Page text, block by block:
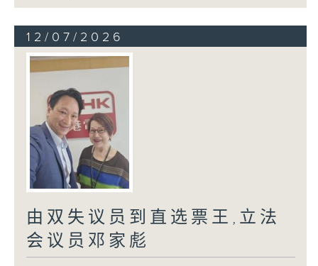
12/07/2026
由双失议员到直选票王,立法
会议员邓家彪